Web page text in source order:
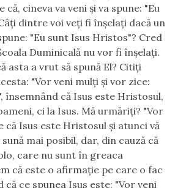
că, cineva va veni şi va spune: "Eu
dintre voi veţi fi înşelaţi dacă un
"Eu sunt Isus Hristos"? Cred
Duminicală nu vor fi înşelaţi.
asta a vrut să spună El? Citiţi
"Vor veni mulţi şi vor zice:
însemnând că Isus este Hristosul,
ci la Isus. Mă urmăriţi? "Vor
că Isus este Hristosul şi atunci vă
mai posibil, dar, din cauză că
care nu sunt în greaca
că este o afirmaţie pe care o fac
că ce spunea Isus este: "Vor veni